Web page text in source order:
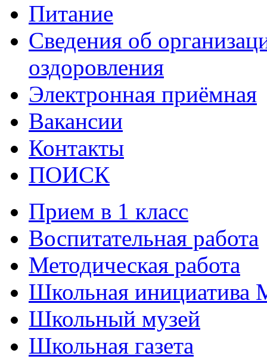
Питание
Сведения об
оздоровления
Электронная приёмная
Вакансии
Контакты
ПОИСК
Прием в 1 класс
Воспитательная работа
Методическая работа
Школьная инициатива
Школьный музей
Школьная газета